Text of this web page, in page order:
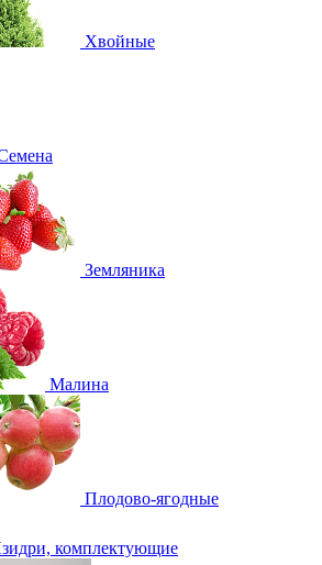
Хвойные
Земляника
Малина
Плодово-ягодные
комплектующие